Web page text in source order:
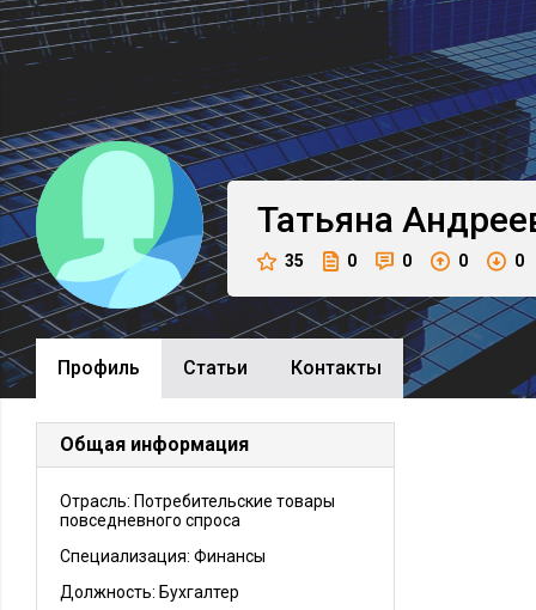
Татьяна
35 0 0 0 0
Профиль Cтатьи Контакты
Общая информация
Отрасль: Потребительские товары
повседневного спроса
Специализация: Финансы
Должность: Бухгалтер